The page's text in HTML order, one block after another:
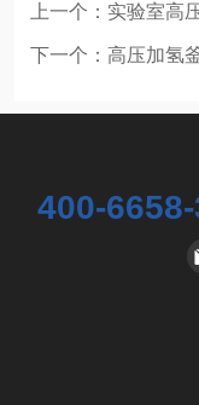
上一个： 实验室高
下一个： 高压加氢
400-